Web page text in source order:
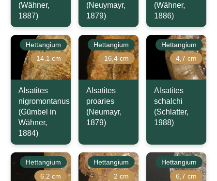
(Wähner,
1887)
(Neuymayr,
1879)
(Wähner,
1886)
Hettangium
14,1 cm
Alsatites
nigromontanus
(Gümbel in
Wähner,
1884)
Hettangium
16,4 cm
Alsatites
proaries
(Neumayr,
1879)
Hettangium
4,7 cm
Alsatites
schalchi
(Schlatter,
1988)
Hettangium
6,2 cm
Hettangium
2 cm
Hettangium
6,7 cm